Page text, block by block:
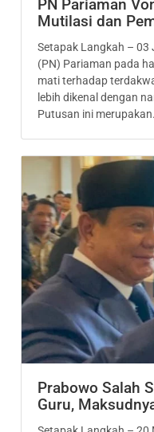
PN Pariaman
Mutilasi dan
Setapak Langkah – 03
(PN) Pariaman pada
mati terhadap
lebih dikenal dengan
Putusan ini
Prabowo Salah
Guru,